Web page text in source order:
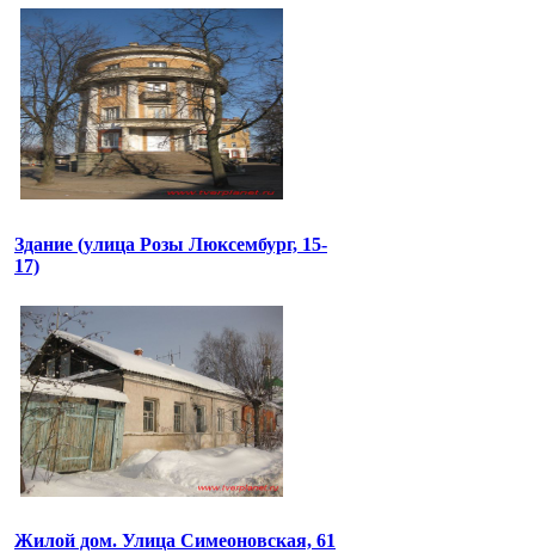
Здание (улица Розы Люксембург, 15-
17)
Жилой дом. Улица Симеоновская, 61